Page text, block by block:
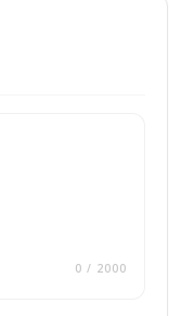
0 / 2000